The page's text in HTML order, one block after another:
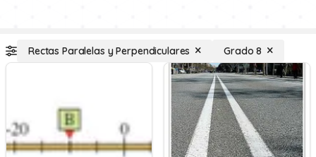
Rectas Paralelas y Perpendiculares Grado 8